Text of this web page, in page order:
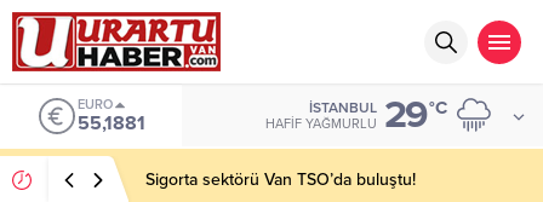
EURO
55,1881
İSTANBUL
HAFIF YAĞMURLU 29°C
Sigorta sektörü Van TSO’da buluştu!